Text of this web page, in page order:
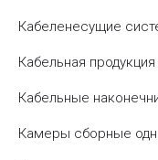
Кабеленесущие
Кабельная продукция
Кабельные
Камеры сборные